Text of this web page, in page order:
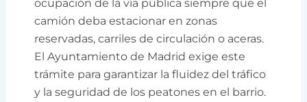
ocupación de la vía pública siempre que el
camión deba estacionar en zonas
reservadas, carriles de circulación o aceras.
El Ayuntamiento de Madrid exige este
trámite para garantizar la fluidez del tráfico
y la seguridad de los peatones en el barrio.